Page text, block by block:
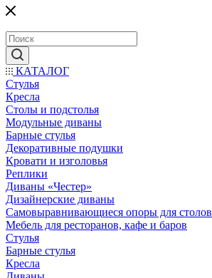
КАТАЛОГ
Стулья
Кресла
Столы и подстолья
Модульные диваны
Барные стулья
Декоративные подушки
Кровати и изголовья
Реплики
Диваны «Честер»
Дизайнерские диваны
Самовыравнивающиеся опоры для столов
Мебель для ресторанов, кафе и баров
Стулья
Барные стулья
Кресла